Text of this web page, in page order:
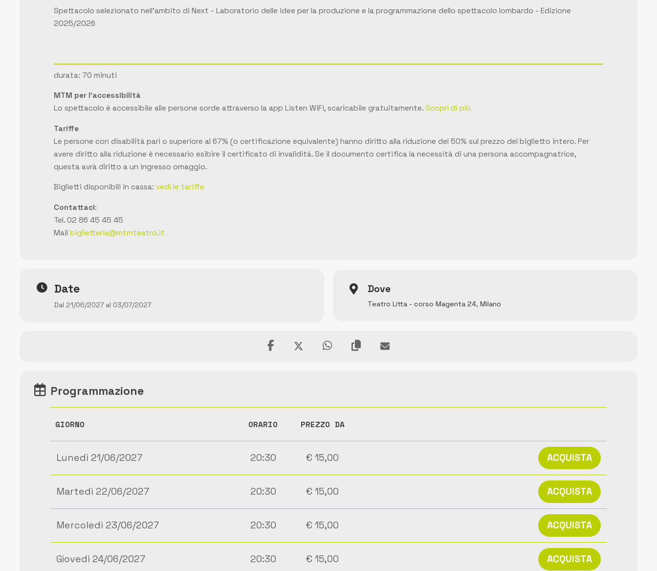
Spettacolo selezionato nell'ambito di Next - Laboratorio delle idee per la produzione e la programmazione dello spettacolo lombardo - Edizione
2025/2026
durata: 70 minuti
MTM per l'accessibilità
Lo spettacolo è accessibile alle persone sorde attraverso la app Listen WiFi, scaricabile gratuitamente. Scopri di più
Tariffe
Le persone con disabilità pari o superiore al 67% (o certificazione equivalente) hanno diritto alla riduzione del 50% sul prezzo del biglietto intero. Per
avere diritto alla riduzione è necessario esibire il certificato di invalidità. Se il documento certifica la necessità di una persona accompagnatrice,
questa avrà diritto a un ingresso omaggio.
Biglietti disponibili in cassa: vedi le tariffe
Contattaci:
Tel. 02 86 45 45 45
Mail biglietteria@mtmteatro.it
Date
Dal 21/06/2027 al 03/07/2027
Dove
Teatro Litta - corso Magenta 24, Milano
Programmazione
GIORNO ORARIO PREZZO DA
Lunedì 21/06/2027 20:30 € 15,00 ACQUISTA
Martedì 22/06/2027 20:30 € 15,00 ACQUISTA
Mercoledì 23/06/2027 20:30 € 15,00 ACQUISTA
Giovedì 24/06/2027 20:30 € 15,00 ACQUISTA